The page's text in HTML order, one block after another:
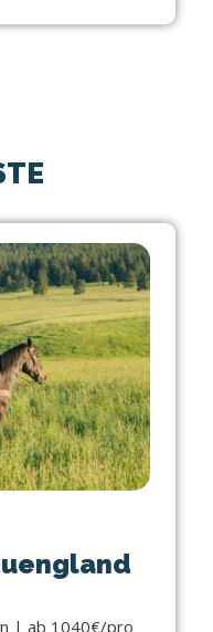
| ab 1040€/pro